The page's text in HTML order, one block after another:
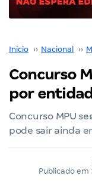
Início ›› Nacional ››
Concurso
por
Concurso MPU
pode sair ainda
Publicado em